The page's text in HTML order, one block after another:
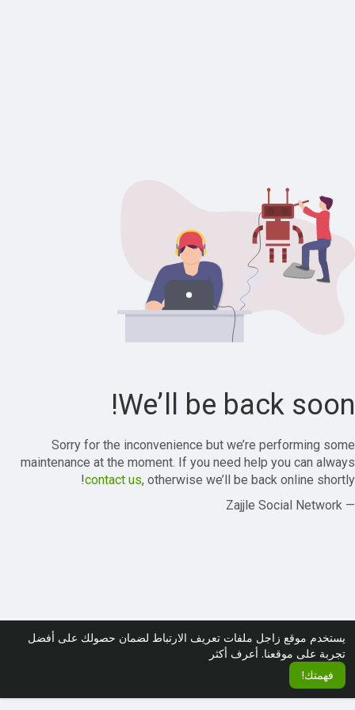
يستخدم موقع زاجل ملفات تعريف الارتباط لضمان حصولك على أفضل
تجربة على موقعنا. أعرف أكثر
فهمتك!
We’ll be back soon!
Sorry for the inconvenience but we’re performing some
maintenance at the moment. If you need help you can always
contact us, otherwise we’ll be back online shortly!
— Zajjle Social Network